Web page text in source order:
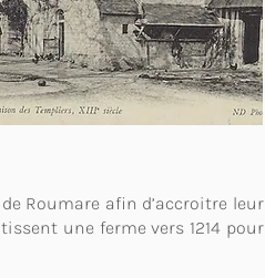
Roumare afin d’accroitre leur
une ferme vers 1214 pour